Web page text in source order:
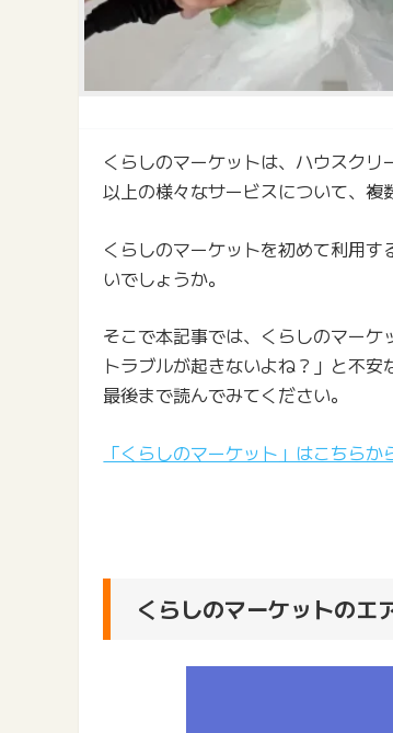
くらしのマーケットは、ハウスク
以上の様々なサービスについて、複
くらしのマーケットを初めて利用
いでしょうか。
そこで本記事では、くらしのマー
トラブルが起きないよね？」と不
最後まで読んでみてください。
「くらしのマーケット」はこちらか
くらしのマーケットのエ